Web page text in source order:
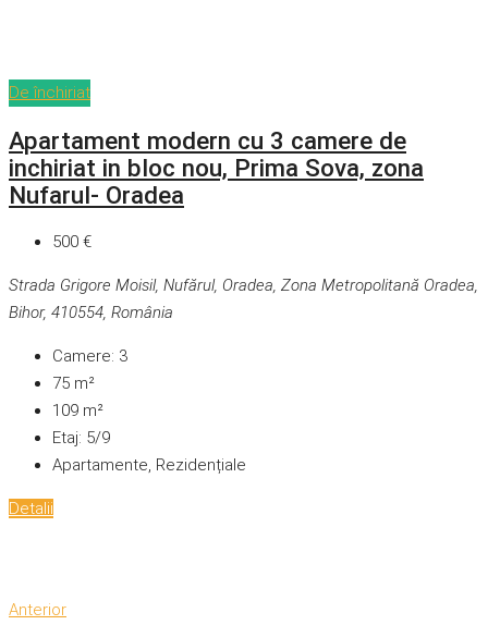
De închiriat
Apartament modern cu 3 camere de
inchiriat in bloc nou, Prima Sova, zona
Nufarul- Oradea
500 €
Strada Grigore Moisil, Nufărul, Oradea, Zona Metropolitană Oradea,
Bihor, 410554, România
Camere: 3
75 m²
109 m²
Etaj: 5/9
Apartamente, Rezidențiale
Detalii
Anterior